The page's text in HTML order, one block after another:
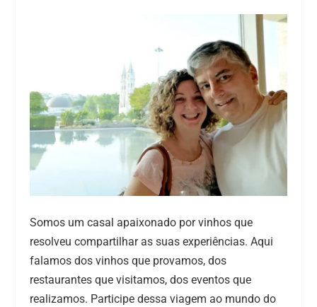
Somos um casal apaixonado por vinhos que
resolveu compartilhar as suas experiências. Aqui
falamos dos vinhos que provamos, dos
restaurantes que visitamos, dos eventos que
realizamos. Participe dessa viagem ao mundo do